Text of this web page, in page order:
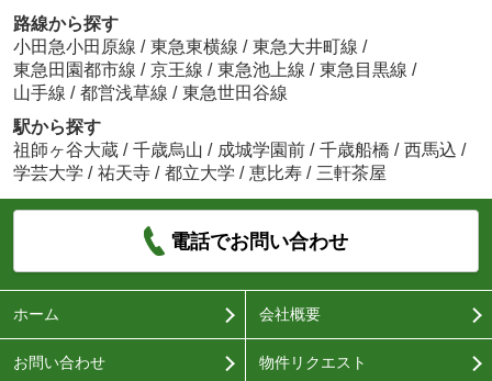
路線から探す
小田急小田原線 / 東急東横線 / 東急大井町線 /
東急田園都市線 / 京王線 / 東急池上線 / 東急目黒線 /
山手線 / 都営浅草線 / 東急世田谷線
駅から探す
祖師ヶ谷大蔵 / 千歳烏山 / 成城学園前 / 千歳船橋 / 西馬込 /
学芸大学 / 祐天寺 / 都立大学 / 恵比寿 / 三軒茶屋
電話でお問い合わせ
ホーム 会社概要
お問い合わせ 物件リクエスト